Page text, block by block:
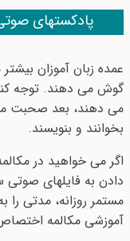
پادکستهای
عمده زبان آموزان
گوش می دهند. توجه
می دهند، بعد صحبت
بخوانند و بنویسند.
اگر می خواهید در
دادن به فایلهای صوتی
مستمر روزانه، مدتی
آموزشی مکالمه